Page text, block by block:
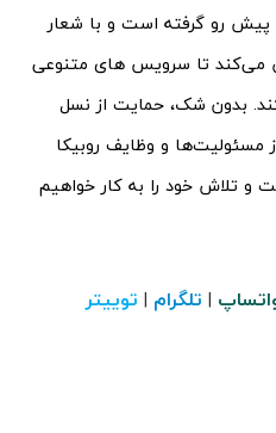
رو گرفته است و با شعار
می‌کند تا سرویس های متنوعی
بدون شک، حمایت از نسل
مسئولیت‌ها و وظایف روبیکا
و تلاش خود را به کار خواهیم
| تلگرام | توییتر